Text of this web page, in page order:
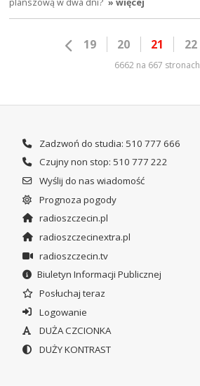
19 20 21 22
6662 na 667 stronach
Zadzwoń do studia: 510 777 666
Czujny non stop: 510 777 222
Wyślij do nas wiadomość
Prognoza pogody
radioszczecin.pl
radioszczecinextra.pl
radioszczecin.tv
Biuletyn Informacji Publicznej
Posłuchaj teraz
Logowanie
DUŻA CZCIONKA
DUŻY KONTRAST